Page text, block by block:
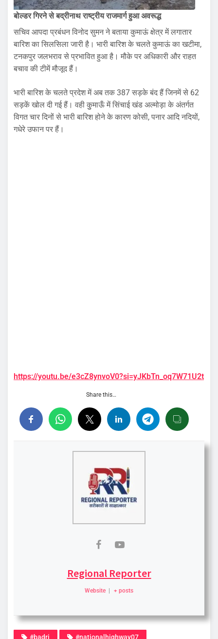
बोल्डर गिरने से बद्रीनाथ राष्ट्रीय राजमार्ग हुआ अवरूद्ध
सचिव आपदा प्रबंधन विनोद सुमन ने बताया कुमाऊं क्षेत्र में लगातार
बारिश का सिलसिला जारी है। भारी बारिश के चलते कुमाऊं का खटीमा,
टनकपुर जलभराव से प्रभावित हुआ है। मौके पर अधिकारी और राहत
बचाव की टीमें मौजूद हैं।
भारी बारिश के चलते प्रदेश में अब तक 387 सड़के बंद हैं जिनमें से 62
सड़कें खोल दी गई हैं। वही कुुमाऊँ में सिंचाई खंड अल्मोड़ा के अंतर्गत
विगत चार दिनों से भारी बारिश होने के कारण कोसी, पनार आदि नदियों,
गधेरे उफान पर हैं।
https://youtu.be/e3cZ8ynvoV0?si=yJKbTn_oq7W71U2t
Share this…
Regional Reporter
Website + posts
#badri #nationalhighway07